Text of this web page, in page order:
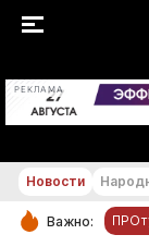
РЕКЛАМА
Новости
Важно: